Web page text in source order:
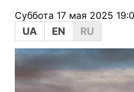
Суббота 17 мая 2025
UA
EN RU